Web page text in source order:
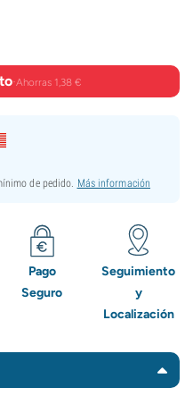
·Ahorras 1,38 €
de pedido. Más información
Pago
Seguro
Seguimiento
y
Localización